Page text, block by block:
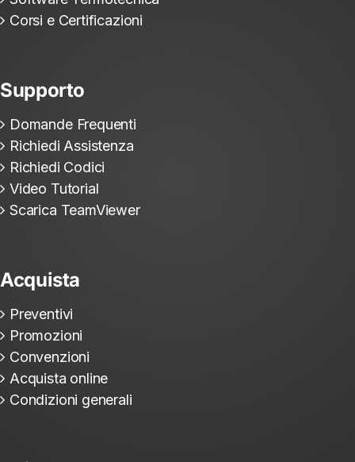
Corsi e Certificazioni
Supporto
Domande Frequenti
Richiedi Assistenza
Richiedi Codici
Video Tutorial
Scarica TeamViewer
Acquista
Preventivi
Promozioni
Convenzioni
Acquista online
Condizioni generali